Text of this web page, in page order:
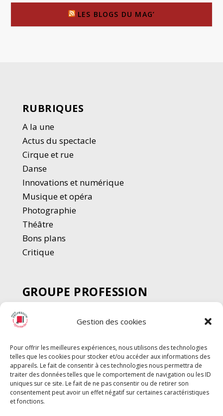
Gestion des cookies
Pour offrir les meilleures expériences, nous utilisons des technologies
telles que les cookies pour stocker et/ou accéder aux informations des
appareils. Le fait de consentir à ces technologies nous permettra de
traiter des données telles que le comportement de navigation ou les ID
uniques sur ce site. Le fait de ne pas consentir ou de retirer son
consentement peut avoir un effet négatif sur certaines caractéristiques
et fonctions.
LES BLOGS DU MAG’
RUBRIQUES
A la une
Actus du spectacle
Cirque et rue
Danse
Innovations et numérique
Musique et opéra
Photographie
Théâtre
Bons plans
Critique
GROUPE PROFESSION
SPECTACLE
Chèque Intermittents
Chèque Compta
Chèque Emploi Spectacle
G-Pods
Profession Audio-visuel